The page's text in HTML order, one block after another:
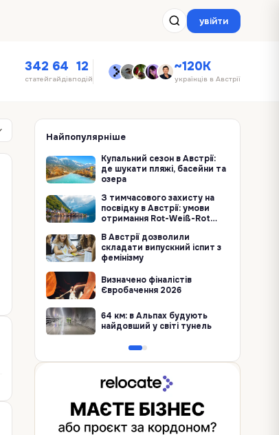
увійти
342
статей
64
гайдів
12
подій
~120K
українців в Австрії
Найпопулярніше
Купальний сезон в Австрії:
де шукати пляжі, басейни та
озера
З тимчасового захисту на
посвідку в Австрії: умови
отримання Rot-Weiß-Rot
В Австрії дозволили
складати випускний іспит з
фемінізму
Визначено фіналістів
Євробачення 2026
64 км: в Альпах будують
найдовший у світі тунель